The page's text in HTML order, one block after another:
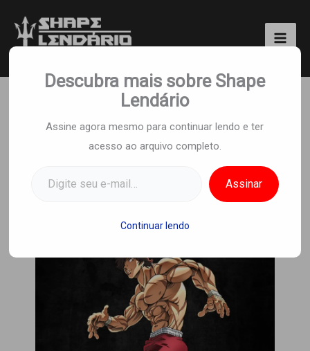
para
Esses filmes, séries e
animes vão te motivar a
treinar na academia
Descubra mais sobre Shape
Lendário
Assine agora mesmo para continuar lendo e ter
acesso ao arquivo completo.
Assinar
Continuar lendo